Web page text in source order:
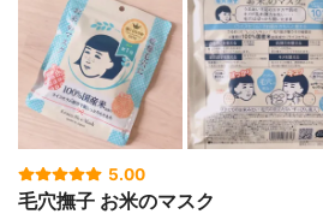
5.00
毛穴撫子 お米のマスク